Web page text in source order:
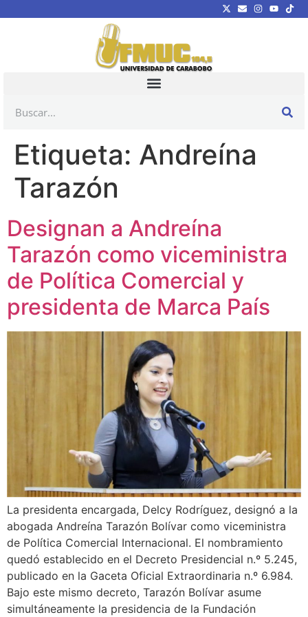
Etiqueta: Andreína
Tarazón
Designan a Andreína
Tarazón como viceministra
de Política Comercial y
presidenta de Marca País
La presidenta encargada, Delcy Rodríguez, designó a la
abogada Andreína Tarazón Bolívar como viceministra
de Política Comercial Internacional. El nombramiento
quedó establecido en el Decreto Presidencial n.º 5.245,
publicado en la Gaceta Oficial Extraordinaria n.º 6.984.
Bajo este mismo decreto, Tarazón Bolívar asume
simultáneamente la presidencia de la Fundación